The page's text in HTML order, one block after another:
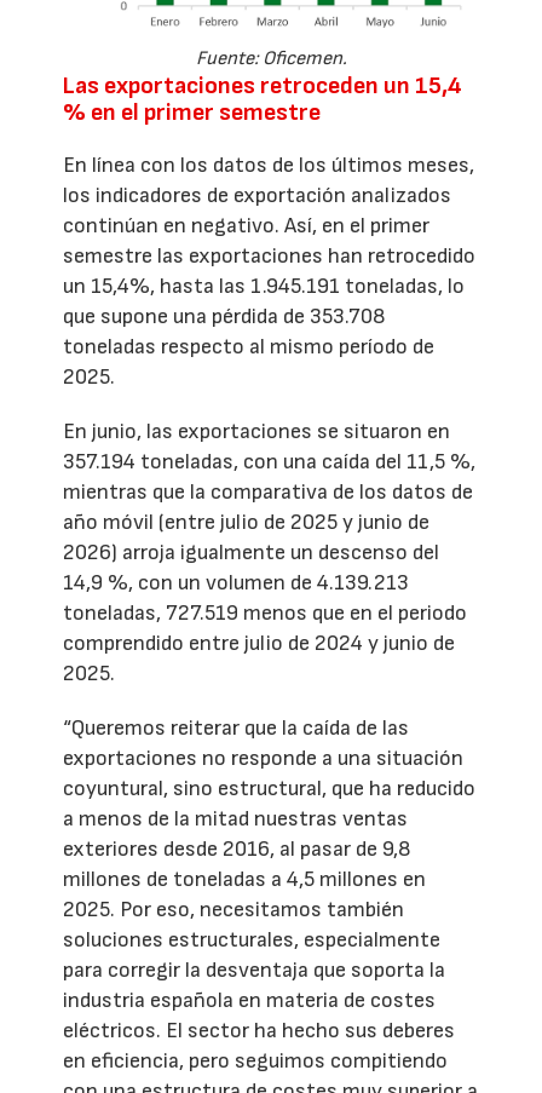
Fuente: Oficemen.
Las exportaciones retroceden un 15,4
% en el primer semestre
En línea con los datos de los últimos meses,
los indicadores de exportación analizados
continúan en negativo. Así, en el primer
semestre las exportaciones han retrocedido
un 15,4%, hasta las 1.945.191 toneladas, lo
que supone una pérdida de 353.708
toneladas respecto al mismo período de
2025.
En junio, las exportaciones se situaron en
357.194 toneladas, con una caída del 11,5 %,
mientras que la comparativa de los datos de
año móvil (entre julio de 2025 y junio de
2026) arroja igualmente un descenso del
14,9 %, con un volumen de 4.139.213
toneladas, 727.519 menos que en el periodo
comprendido entre julio de 2024 y junio de
2025.
“Queremos reiterar que la caída de las
exportaciones no responde a una situación
coyuntural, sino estructural, que ha reducido
a menos de la mitad nuestras ventas
exteriores desde 2016, al pasar de 9,8
millones de toneladas a 4,5 millones en
2025. Por eso, necesitamos también
soluciones estructurales, especialmente
para corregir la desventaja que soporta la
industria española en materia de costes
eléctricos. El sector ha hecho sus deberes
en eficiencia, pero seguimos compitiendo